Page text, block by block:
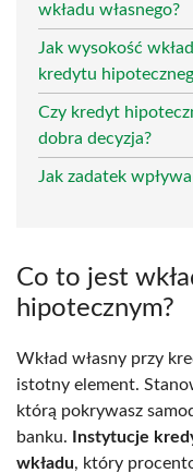
wkładu własnego?
Jak wysokość
kredytu
Czy kredyt
dobra decyzja?
Jak zadatek
Co to jest
hipotecznym?
Wkład własny przy
istotny element.
którą pokrywasz
banku.
Instytucje
wkładu, który